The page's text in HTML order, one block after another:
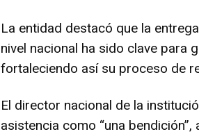
La entidad destacó que la
nivel nacional ha sido clave para
fortaleciendo así su proceso de
El director nacional de la
asistencia como “una